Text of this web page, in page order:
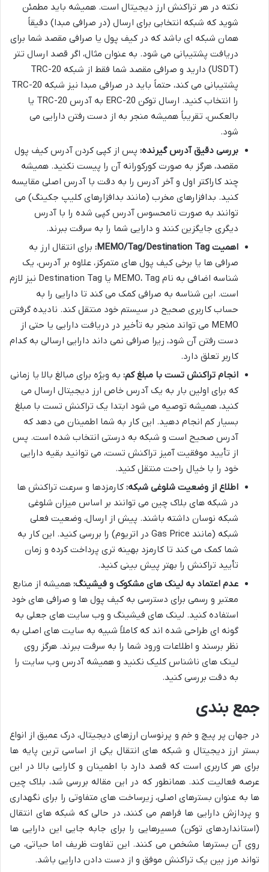
نکته در هر تراکنش ارز دیجیتال است. همیشه باید مطمئن
شوید که شبکه انتخابی برای ارسال (در صرافی مبدا) دقیقاً
همان شبکه ای باشد که در کیف پول یا صرافی مقصد شما برای
دریافت پشتیبانی می شود. به عنوان مثال، اگر قصد ارسال تتر
(USDT) دارید و صرافی مقصد شما فقط از شبکه TRC-20
پشتیبانی می کند، حتماً باید در صرافی مبدا نیز شبکه TRC-20
را انتخاب کنید. ارسال توکن ERC-20 به آدرس TRC-20 یا
بالعکس، تقریباً همیشه منجر به از دست رفتن دارایی می
شود.
بررسی دقیق آدرس گیرنده: پس از کپی کردن آدرس کیف پول
مقصد، هرگز به صورت کورکورانه آن را پیست نکنید. همیشه
چند کاراکتر اول و آخر آدرس را به دقت با آدرس اصلی مقایسه
کنید. بدافزارهای مخرب (مانند بدافزارهای کلیپ جکینگ) می
توانند به صورت نامحسوس آدرس کپی شده را با آدرس
دیگری جایگزین کنند و دارایی شما را به سرقت ببرند.
اهمیت MEMO/Tag/Destination Tag:
برای انتقال ارز به
صرافی ها یا برخی کیف پول های متمرکز، علاوه بر آدرس، یک
شناسه اضافی به نام MEMO، Tag یا Destination Tag نیز لازم
است. این شناسه به صرافی کمک می کند تا دارایی را به
حساب کاربری صحیح در سیستم خود منتقل کند. نادیده گرفتن
MEMO می تواند منجر به تأخیر در دریافت دارایی یا حتی از
دست رفتن آن شود، زیرا صرافی نمی داند دارایی ارسالی به کدام
کاربر تعلق دارد.
انجام تراکنش تست با مبلغ کم: به ویژه برای مبالغ بالا یا زمانی
که برای اولین بار به یک آدرس خاص ارز دیجیتال ارسال می
کنید، همیشه توصیه می شود ابتدا یک تراکنش تست با مبلغ
بسیار کم انجام دهید. این کار به شما اطمینان می دهد که
آدرس صحیح است و شبکه به درستی انتخاب شده است. پس
از تأیید موفقیت آمیز تراکنش تست، می توانید بقیه دارایی
خود را با خیال راحت منتقل کنید.
اطلاع از وضعیت شلوغی شبکه: کارمزدها و سرعت تراکنش ها
در شبکه های بلاک چین می توانند بر اساس میزان شلوغی
شبکه نوسان داشته باشند. پیش از ارسال، وضعیت فعلی
شبکه (مانند Gas Price در اتریوم) را بررسی کنید. این کار به
شما کمک می کند تا کارمزد بهینه تری پرداخت کرده و زمان
تأیید تراکنش را بهتر پیش بینی کنید.
عدم اعتماد به لینک های مشکوک و فیشینگ: همیشه از منابع
معتبر و رسمی برای دسترسی به کیف پول ها و صرافی های خود
استفاده کنید. لینک های فیشینگ و وب سایت های جعلی به
گونه ای طراحی شده اند که کاملاً شبیه به سایت های اصلی به
نظر برسند و اطلاعات ورود شما را به سرقت ببرند. هرگز روی
لینک های ناشناس کلیک نکنید و همیشه آدرس وب سایت را
به دقت بررسی کنید.
جمع بندی
در جهان پر پیچ و خم و پرنوسان ارزهای دیجیتال، درک عمیق از انواع
بستر ارز دیجیتال و شبکه های انتقال یکی از اساسی ترین پایه ها
برای هر کاربری است که قصد دارد با اطمینان و کارایی بالا در این
عرصه فعالیت کند. همانطور که در این مقاله بررسی شد، بلاک چین
ها به عنوان بسترهای اصلی، زیرساخت های متفاوتی را برای نگهداری
و پردازش دارایی ها فراهم می کنند، در حالی که شبکه های انتقال
(استانداردهای توکن) مسیرهایی را برای جابه جایی این دارایی ها
روی آن بسترها مشخص می کنند. این تفاوت ظریف اما حیاتی، می
تواند مرز بین یک تراکنش موفق و از دست دادن دارایی باشد.